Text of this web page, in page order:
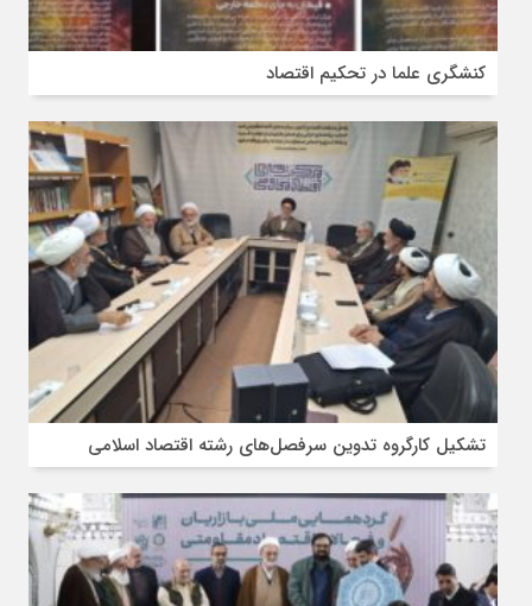
کنشگری علما در تحکیم اقتصاد
تشکیل کارگروه تدوین سرفصل‌های رشته اقتصاد اسلامی